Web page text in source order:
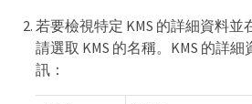
若要檢視特定 KMS 的詳細資料並
請選取 KMS 的名稱。KMS 的詳
訊：